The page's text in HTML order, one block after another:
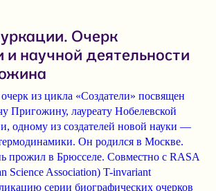
Очерк
и научной деятельности
из цикла «Создатели» посвящен
Пригожину, лауреату Нобелевской
одному из создателей новой науки —
Он родился в Москве.
прожил в Брюсселе. Совместно с RASA
Science Association) T-invariant
серии биографических очерков